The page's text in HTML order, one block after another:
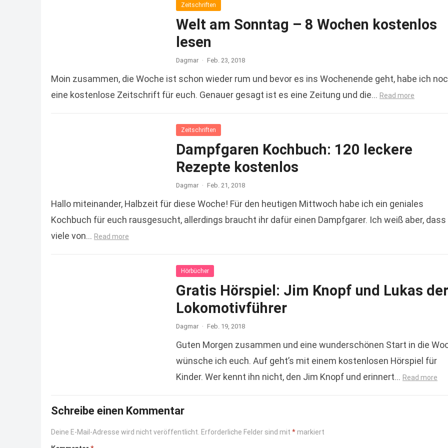
Zeitschriften
Welt am Sonntag – 8 Wochen kostenlos
lesen
Dagmar · Feb. 23, 2018
Moin zusammen, die Woche ist schon wieder rum und bevor es ins Wochenende geht, habe ich
eine kostenlose Zeitschrift für euch. Genauer gesagt ist es eine Zeitung und die… Read more
Zeitschriften
Dampfgaren Kochbuch: 120 leckere
Rezepte kostenlos
Dagmar · Feb. 21, 2018
Hallo miteinander, Halbzeit für diese Woche! Für den heutigen Mittwoch habe ich ein geniales
Kochbuch für euch rausgesucht, allerdings braucht ihr dafür einen Dampfgarer. Ich weiß aber, dass
viele von… Read more
Hörbücher
Gratis Hörspiel: Jim Knopf und Lukas der
Lokomotivführer
Dagmar · Feb. 19, 2018
Guten Morgen zusammen und eine wunderschönen Start in die
wünsche ich euch. Auf geht’s mit einem kostenlosen Hörspiel für
Kinder. Wer kennt ihn nicht, den Jim Knopf und erinnert… Read more
Schreibe einen Kommentar
Deine E-Mail-Adresse wird nicht veröffentlicht. Erforderliche Felder sind mit * markiert